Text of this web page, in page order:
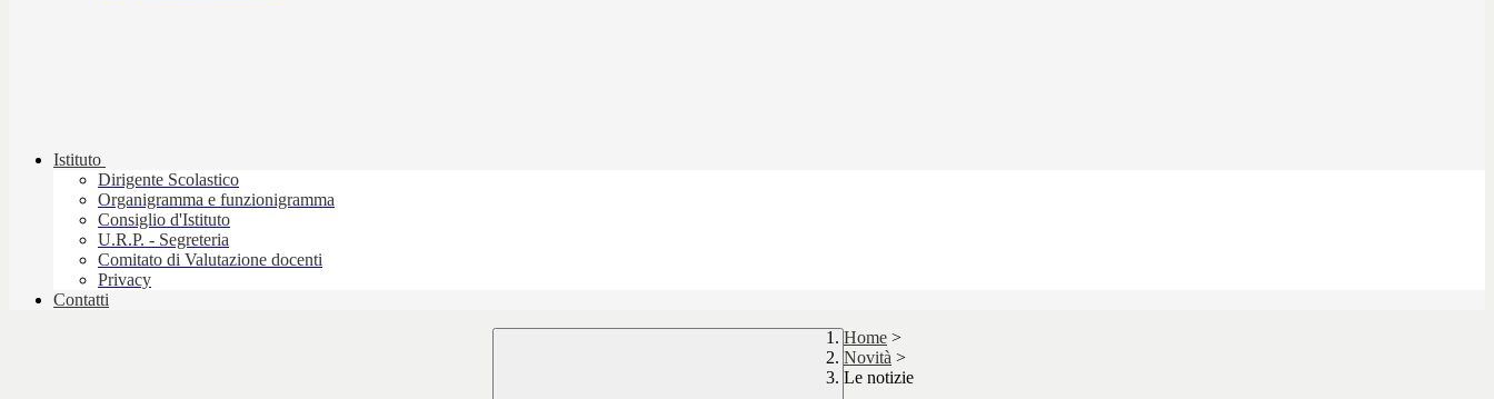
Istituto
Dirigente Scolastico
Organigramma e funzionigramma
Consiglio d'Istituto
U.R.P. - Segreteria
Comitato di Valutazione docenti
Privacy
Contatti
Home >
Novità >
Le notizie